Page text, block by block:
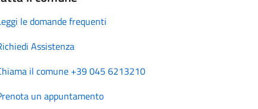
le domande frequenti
Assistenza
il comune +39 045 6213210
un appuntamento